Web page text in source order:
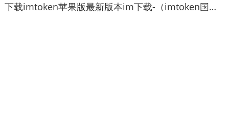
下载imtoken苹果版最新版本im下载-（imtoken国内苹果版下载教程）